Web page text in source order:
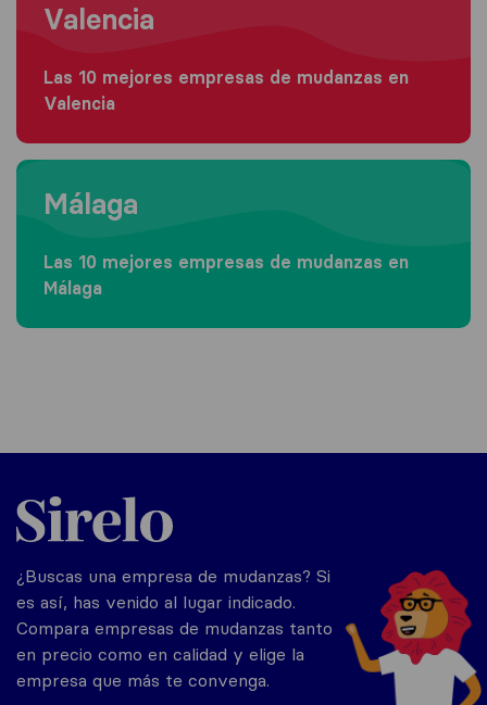
Valencia
Las 10 mejores empresas de mudanzas en
Valencia
Moving to Málaga
Málaga
Las 10 mejores empresas de mudanzas en
Málaga
Sirelo.es
¿Buscas una empresa de mudanzas? Si
es así, has venido al lugar indicado.
Compara empresas de mudanzas tanto
en precio como en calidad y elige la
empresa que más te convenga.